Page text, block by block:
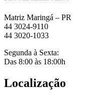
Matriz Maringá – PR
44 3024-9110
44 3020-1033
Segunda à Sexta:
Das 8:00 às 18:00h
Localização